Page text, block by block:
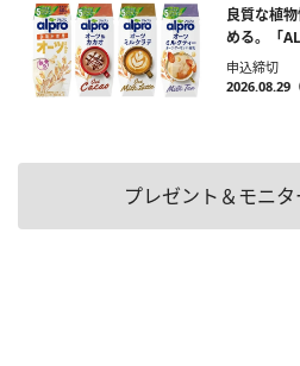
良質な植
める。「
申込締切
2026.08.29
プレゼント＆モニ